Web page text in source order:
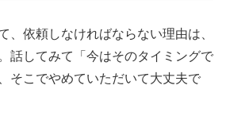
、依頼しなければならない理由は、
話してみて「今はそのタイミングで
そこでやめていただいて大丈夫で